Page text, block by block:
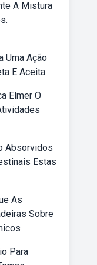
A Mistura
Uma Ação
E Aceita
Elmer O
Absorvidos
Estas
As
Sobre
Para